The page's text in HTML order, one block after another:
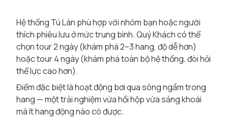
Hệ thống Tú Làn phù hợp với nhóm bạn hoặc người
thích phiêu lưu ở mức trung bình. Quý Khách có thể
chọn tour 2 ngày (khám phá 2–3 hang, độ dễ hơn)
hoặc tour 4 ngày (khám phá toàn bộ hệ thống, đòi hỏi
thể lực cao hơn).
Điểm đặc biệt là hoạt động bơi qua sông ngầm trong
hang — một trải nghiệm vừa hồi hộp vừa sảng khoái
mà ít hang động nào có được.